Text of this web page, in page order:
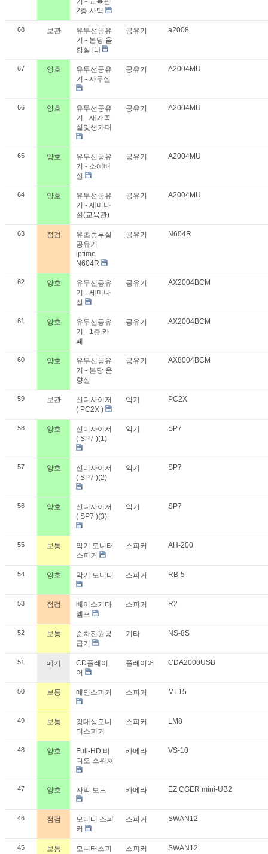
2층 사택
68 보관
유무선공유
기 - 본당 음
향실 [1]
공유기 a2008
67 양호
유무선공유
기 - 사무실
공유기 A2004MU
66 양호
유무선공유
기 - 새가족
실및성가대
공유기 A2004MU
65 양호
유무선공유
기 - 소예배
실
공유기 A2004MU
64 양호
유무선공유
기 - 세미나
실(교육관)
공유기 A2004MU
63 점검
유초등부실
공유기
iptime
N604R
공유기 N604R
62 양호
유무선공유
기 - 세미나
실
공유기 AX2004BCM
61 양호
유무선공유
기 - 1층 카
페
공유기 AX2004BCM
60 양호
유무선공유
기 - 본당 음
향실
공유기 AX8004BCM
59 보관
신디사이저
( PC2X )
악기 PC2X
58 양호
신디사이저
( SP7 )(1)
악기 SP7
57 양호
신디사이저
( SP7 )(2)
악기 SP7
56 양호
신디사이저
( SP7 )(3)
악기 SP7
55 보통
악기 모니터
스피커
스피커 AH-200
54 양호 악기 모니터 스피커 RB-5
53 점검
베이스기타
앰프
스피커 R2
52 보통
순차전원공
급기
기타 NS-8S
51 폐기
CD플레이
어
플레이어 CDA2000USB
50 보통 메인스피커 스피커 ML15
49 보통
강대상모니
터스피커
스피커 LM8
48 양호
Full-HD 비
디오 스위쳐
카메라 VS-10
47 양호 자막 보드 카메라 EZ CGER mini-UB2
46 점검
모니터 스피
커
스피커 SWAN12
45 보통
모니터스피
스피커 SWAN12